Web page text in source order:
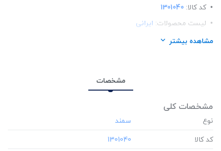
کد کالا: 1301040
لیست محصولات: ایرانی
برند:اماتا صمد
مشاهده بیشتر
مشخصات
مشخصات کلی
نوع
کد کالا
‎1301040